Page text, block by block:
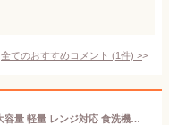
全てのおすすめコメント (1件) >
弁当箱 保温弁当箱 お弁当箱 丼 保温 大容量 軽量 レンジ対応 食洗機対応 冷蔵 抗菌 2段 ランチボックス ランチジャー 女子 男子 女性 男性 おしゃれ 入園入学 新生活 箸 スプーン たっぷり 【 アスベル ASVEL カフェ丼 保温弁当箱 HLB-CD800 保温バッグ コンビセット 】